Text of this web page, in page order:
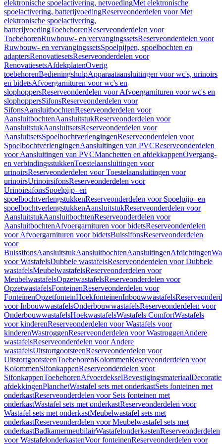
elektronische spoelactivering, netvoedingMet elektronische
spoelactivering, batterijvoedingReserveonderdelen voor Met
elektronische spoelactivering,
batterijvoedingToebehorenReserveonderdelen voor
ToebehorenRuwbouw- en vervangingssetsReserveonderdelen voor
Ruwbouw- en vervangingssetsSpoelpijpen, spoelbochten en
adaptersRenovatiesetsReserveonderdelen voor
RenovatiesetsAfdekplatenOverig
toebehorenBedieningshulpApparaataansluitingen voor wc's, urinoirs
en bidetsAfvoergarnituren voor wc's en
slophoppersReserveonderdelen voor Afvoergarnituren voor wc's en
slophoppersSifonsReserveonderdelen voor
SifonsAansluitbochtenReserveonderdelen voor
AansluitbochtenAansluitstukReserveonderdelen voor
AansluitstukAansluitsetsReserveonderdelen voor
AansluitsetsSpoelbochtverlengingenReserveonderdelen voor
SpoelbochtverlengingenAansluitingen van PVCReserveonderdelen
voor Aansluitingen van PVCManchetten en afdekkappenOvergang-
en verbindingsstukkenToestelaansluitingen voor
urinoirsReserveonderdelen voor Toestelaansluitingen voor
urinoirsUrinoirsifonsReserveonderdelen voor
UrinoirsifonsSpoelpijp- en
spoelbochtverlengstukkenReserveonderdelen voor Spoelpijp- en
spoelbochtverlengstukkenAansluitstukReserveonderdelen voor
AansluitstukAansluitbochtenReserveonderdelen voor
AansluitbochtenAfvoergarnituren voor bidetsReserveonderdelen
voor Afvoergarnituren voor bidetsBuissifonsReserveonderdelen
voor
BuissifonsAansluitstukAansluitbochtenAansluitingenAfdichtingen
voor WastafelsDubbele wastafelsReserveonderdelen voor Dubbele
wastafelsMeubelwastafelsReserveonderdelen voor
MeubelwastafelsOpzetwastafelsReserveonderdelen voor
OpzetwastafelsFonteinenReserveonderdelen voor
FonteinenOpzetfonteinHoekfonteinenInbouwwastafels
voor InbouwwastafelsOnderbouwwastafelsReserveonderdelen voor
OnderbouwwastafelsHoekwastafelsWastafels ComfortWastafels
voor kinderenReserveonderdelen voor Wastafels voor
kinderenWastroggenReserveonderdelen voor WastroggenAndere
wastafelsReserveonderdelen voor Andere
wastafelsUitstortgootsteenReserveonderdelen voor
UitstortgootsteenToebehorenKolommenReserveonderdelen voor
KolommenSifonkappenReserveonderdelen voor
SifonkappenToebehorenAfvoerdekselBevestigingsmateriaal
afdekkingenPlanchetWastafel sets met onderkastSets fonteinen met
onderkastReserveonderdelen voor Sets fonteinen met
onderkastWastafel sets met onderkastReserveonderdelen voor
Wastafel sets met onderkastMeubelwastafel sets met
onderkastReserveonderdelen voor Meubelwastafel sets met
onderkastBadkamermeubilairWastafelonderkastenReserveonderdelen
voor WastafelonderkastenVoor fonteinenReserveonderdelen voor